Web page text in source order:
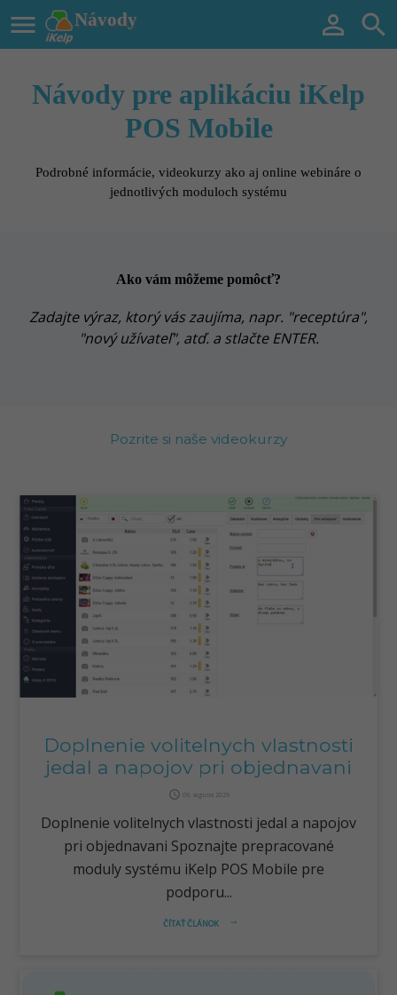
Návody
  
Návody pre aplikáciu iKelp
POS Mobile
Podrobné informácie, videokurzy ako aj online webináre o
jednotlivých moduloch systému
Ako vám môžeme pomôcť?
Zadajte výraz, ktorý vás zaujíma, napr. "receptúra",
"nový užívateľ", atď. a stlačte ENTER.
Pozrite si naše videokurzy
Doplnenie volitelnych vlastnosti
jedal a napojov pri objednavani
query_builder 06. augusta 2026
Doplnenie volitelnych vlastnosti jedal a napojov
pri objednavani Spoznajte prepracované
moduly systému iKelp POS Mobile pre
podporu...
arrow_right_alt
ČÍTAŤ ČLÁNOK